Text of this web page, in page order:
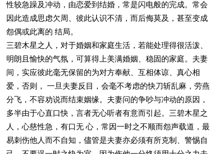
性较急躁及冲动，由恋爱到结婚，常是闪电般的完成。常会
因此造成思虑欠周、彼此认识不清，而后侮莫及，甚至变成
怨偶或此离的 结局。
三碧木星之人，对于婚姻和家庭生活，若能处理得很活泼、
明朗且愉快的气氛，可算得上美满婚姻、稳固的家庭。夫妻
间，实应彼此毫无保留的为对方奉献、互相体谅、真心相
爱，否则， 一旦夫妻反目，会毫不考虑的快刀斩乱麻，劳燕
分飞，不容劝说而结束姻缘。夫妻问的争吵与冲动的原因，
多半由于心直口快，言者无心听者有意而引起。三碧木星之
人，心慈性急，有口无 心，常因一时之不顺而怨声载道，最
易刺伤他人而不自知，儘管是夫妻亦必须有所克制、警惕自